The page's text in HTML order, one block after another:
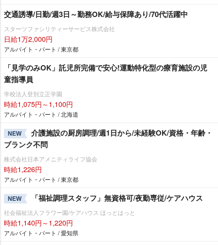
交通誘導/日勤/週3日～勤務OK/給与保障あり/70代活躍中
スターツファシリティーサービス株式会社
日給1万2,000円
アルバイト・パート / 東京都
「見学のみOK」託児所完備で安心!運動特化型の療育施設の児
童指導員
学校法人登別立正学園
時給1,075円～1,100円
アルバイト・パート / 北海道
NEW
介護施設の厨房調理/週1日から/未経験OK/資格・年齢・
ブランク不問
株式会社日本アメニティライフ協会
時給1,226円
アルバイト・パート / 東京都
NEW 「福祉調理スタッフ」無資格可/夜勤専従/ケアハウス
社会福祉法人フラワー園/ケアハウス ほっとはっと
時給1,140円～1,220円
アルバイト・パート / 愛知県